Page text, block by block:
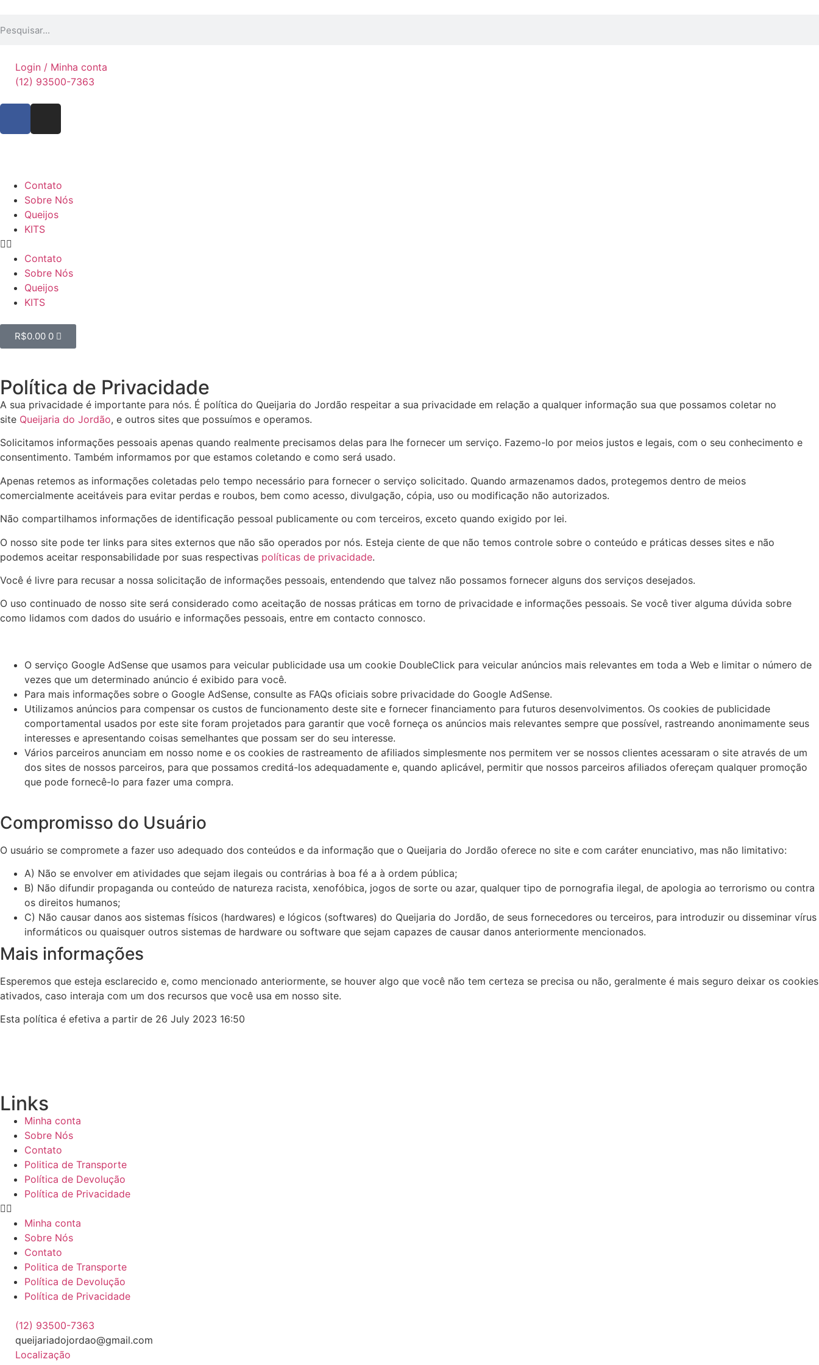
Login / Minha conta
(12) 93500-7363
Contato
Sobre Nós
Queijos
KITS
Contato
Sobre Nós
Queijos
KITS
R$0.00 0
Política de Privacidade
A sua privacidade é importante para nós. É política do Queijaria do Jordão respeitar a sua privacidade em relação a qualquer informação sua que possamos coletar no
site Queijaria do Jordão, e outros sites que possuímos e operamos.
Solicitamos informações pessoais apenas quando realmente precisamos delas para lhe fornecer um serviço. Fazemo-lo por meios justos e legais, com o seu conhecimento e
consentimento. Também informamos por que estamos coletando e como será usado.
Apenas retemos as informações coletadas pelo tempo necessário para fornecer o serviço solicitado. Quando armazenamos dados, protegemos dentro de meios
comercialmente aceitáveis ​​para evitar perdas e roubos, bem como acesso, divulgação, cópia, uso ou modificação não autorizados.
Não compartilhamos informações de identificação pessoal publicamente ou com terceiros, exceto quando exigido por lei.
O nosso site pode ter links para sites externos que não são operados por nós. Esteja ciente de que não temos controle sobre o conteúdo e práticas desses sites e não
podemos aceitar responsabilidade por suas respectivas políticas de privacidade.
Você é livre para recusar a nossa solicitação de informações pessoais, entendendo que talvez não possamos fornecer alguns dos serviços desejados.
O uso continuado de nosso site será considerado como aceitação de nossas práticas em torno de privacidade e informações pessoais. Se você tiver alguma dúvida sobre
como lidamos com dados do usuário e informações pessoais, entre em contacto connosco.
O serviço Google AdSense que usamos para veicular publicidade usa um cookie DoubleClick para veicular anúncios mais relevantes em toda a Web e limitar o número de
vezes que um determinado anúncio é exibido para você.
Para mais informações sobre o Google AdSense, consulte as FAQs oficiais sobre privacidade do Google AdSense.
Utilizamos anúncios para compensar os custos de funcionamento deste site e fornecer financiamento para futuros desenvolvimentos. Os cookies de publicidade
comportamental usados ​​por este site foram projetados para garantir que você forneça os anúncios mais relevantes sempre que possível, rastreando anonimamente seus
interesses e apresentando coisas semelhantes que possam ser do seu interesse.
Vários parceiros anunciam em nosso nome e os cookies de rastreamento de afiliados simplesmente nos permitem ver se nossos clientes acessaram o site através de um
dos sites de nossos parceiros, para que possamos creditá-los adequadamente e, quando aplicável, permitir que nossos parceiros afiliados ofereçam qualquer promoção
que pode fornecê-lo para fazer uma compra.
Compromisso do Usuário
O usuário se compromete a fazer uso adequado dos conteúdos e da informação que o Queijaria do Jordão oferece no site e com caráter enunciativo, mas não limitativo:
A) Não se envolver em atividades que sejam ilegais ou contrárias à boa fé a à ordem pública;
B) Não difundir propaganda ou conteúdo de natureza racista, xenofóbica, jogos de sorte ou azar, qualquer tipo de pornografia ilegal, de apologia ao terrorismo ou contra
os direitos humanos;
C) Não causar danos aos sistemas físicos (hardwares) e lógicos (softwares) do Queijaria do Jordão, de seus fornecedores ou terceiros, para introduzir ou disseminar vírus
informáticos ou quaisquer outros sistemas de hardware ou software que sejam capazes de causar danos anteriormente mencionados.
Mais informações
Esperemos que esteja esclarecido e, como mencionado anteriormente, se houver algo que você não tem certeza se precisa ou não, geralmente é mais seguro deixar os cookies
ativados, caso interaja com um dos recursos que você usa em nosso site.
Esta política é efetiva a partir de 26 July 2023 16:50
Links
Minha conta
Sobre Nós
Contato
Politica de Transporte
Política de Devolução
Política de Privacidade
Minha conta
Sobre Nós
Contato
Politica de Transporte
Política de Devolução
Política de Privacidade
(12) 93500-7363
queijariadojordao@gmail.com
Localização